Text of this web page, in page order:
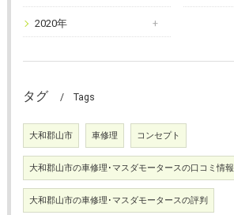
2020年
タグ Tags
大和郡山市 車修理 コンセプト
大和郡山市の車修理･マスダモータースの口コミ情報
大和郡山市の車修理･マスダモータースの評判